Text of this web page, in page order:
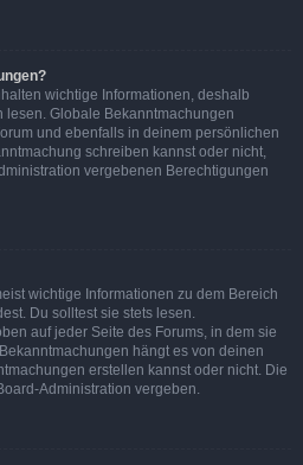
wichtige Informationen, deshalb
Globale Bekanntmachungen
und ebenfalls in deinem persönlichen
schreiben kannst oder nicht,
vergebenen Berechtigungen
wichtige Informationen zu dem Bereich
Du solltest sie stets lesen.
auf jeder Seite des Forums, in dem sie
hängt es von deinen
erstellen kannst oder nicht. Die
Administration vergeben.